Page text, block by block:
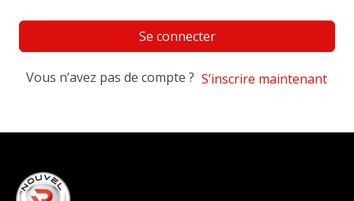
Se connecter
Vous n’avez pas de compte ? S’inscrire maintenant